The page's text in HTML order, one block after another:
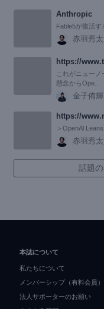
Anthropic
Fable5が復活す
赤羽秀太
https://
これがニュー
懸念からOpe...
金子侑輝
https://
＞OpenAl
赤羽秀太
話題
本誌について
私たちについて
メンバーシップ（有料会員
法人サポーターのお願い